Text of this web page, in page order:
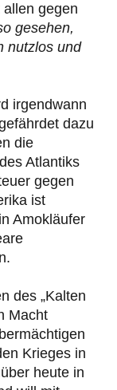
gegen
gesehen,
nutzlos und
irgendwann
dazu
die
Atlantiks
gegen
ist
Amokläufer
des „Kalten
Macht
Krieges in
heute in